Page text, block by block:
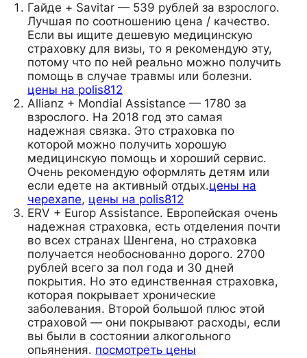
Гайде + Savitar — 539 рублей за взрослого.
Лучшая по соотношению цена / качество.
Если вы ищите дешевую медицинскую
страховку для визы, то я рекомендую эту,
потому что по ней реально можно получить
помощь в случае травмы или болезни.
цены на polis812
Allianz + Mondial Assistance — 1780 за
взрослого. На 2018 год это самая
надежная связка. Это страховка по
которой можно получить хорошую
медицинскую помощь и хороший сервис.
Очень рекомендую оформлять детям или
если едете на активный отдых.цены на
черехапе, цены на polis812
ERV + Europ Assistance. Европейская очень
надежная страховка, есть отделения почти
во всех странах Шенгена, но страховка
получается необоснованно дорого. 2700
рублей всего за пол года и 30 дней
покрытия. Но это единственная страховка,
которая покрывает хронические
заболевания. Второй большой плюс этой
страховой — они покрывают расходы, если
вы были в состоянии алкогольного
опьянения. посмотреть цены